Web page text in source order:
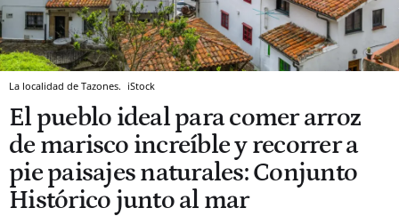
La localidad de Tazones. iStock
El pueblo ideal para comer arroz
de marisco increíble y recorrer a
pie paisajes naturales: Conjunto
Histórico junto al mar